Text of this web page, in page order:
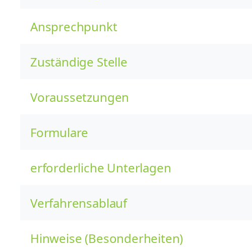
Ansprechpunkt
Zuständige Stelle
Voraussetzungen
Formulare
erforderliche Unterlagen
Verfahrensablauf
Hinweise (Besonderheiten)